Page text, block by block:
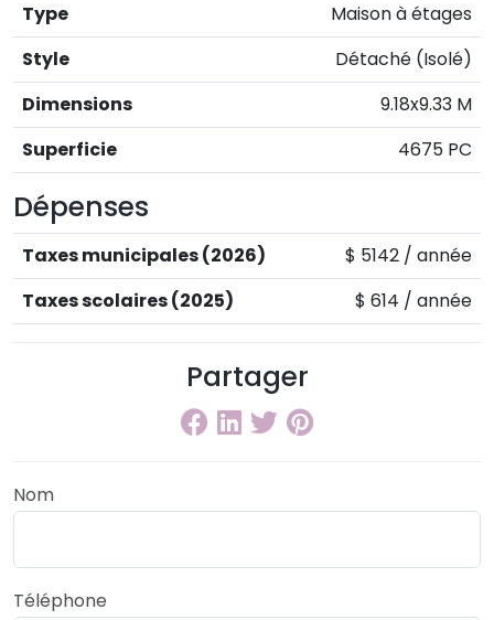
Type
Maison à étages
Style
Détaché (Isolé)
Dimensions
9.18x9.33 M
Superficie
4675 PC
Dépenses
Taxes municipales (2026)
$ 5142 / année
Taxes scolaires (2025)
$ 614 / année
Partager
Nom
Téléphone